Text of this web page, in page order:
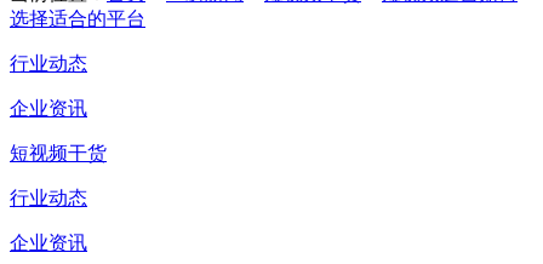
选择适合的平台
行业动态
企业资讯
短视频干货
行业动态
企业资讯